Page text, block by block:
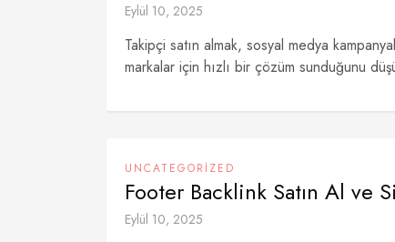
Eylül 10, 2025
Takipçi satın almak, sosyal medya
markalar için hızlı bir çözüm sunduğunu
UNCATEGORIZED
Footer Backlink Satın Al ve
Eylül 10, 2025